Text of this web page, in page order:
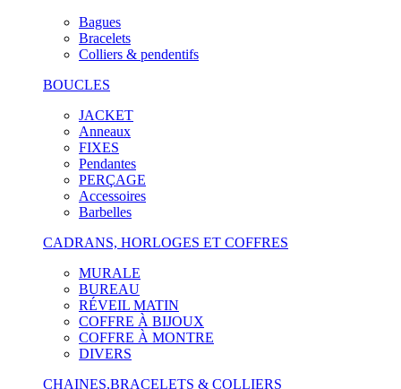
Bagues
Bracelets
Colliers & pendentifs
BOUCLES
JACKET
Anneaux
FIXES
Pendantes
PERÇAGE
Accessoires
Barbelles
CADRANS, HORLOGES ET COFFRES
MURALE
BUREAU
RÉVEIL MATIN
COFFRE À BIJOUX
COFFRE À MONTRE
DIVERS
CHAINES,BRACELETS & COLLIERS